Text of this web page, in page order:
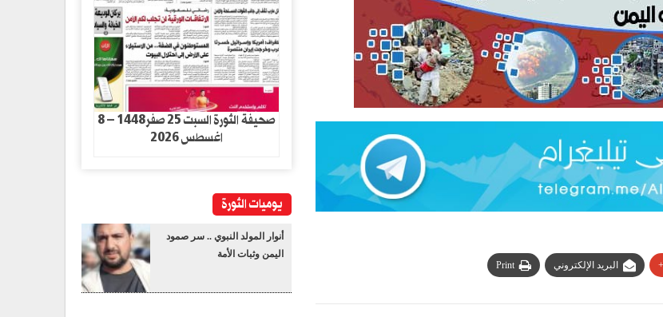
البريد الإلكتروني Print
صحيفة الثورة السبت 25 صفر1448 – 8
اغسطس 2026
يوميات الثورة
أنوار المولد النبوي .. سر صمود
اليمن وثبات الأمة